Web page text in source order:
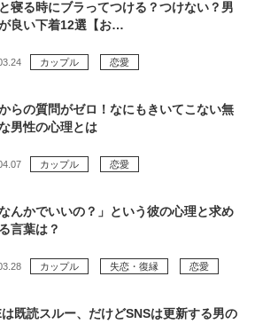
寝る時にブラってつける？つけない？男
良い下着12選【お…
カップル 恋愛
らの質問がゼロ！なにもきいてこない無
男性の心理とは
カップル 恋愛
なんかでいいの？」という彼の心理と求め
言葉は？
カップル 失恋・復縁 恋愛
は既読スルー、だけどSNSは更新する男の